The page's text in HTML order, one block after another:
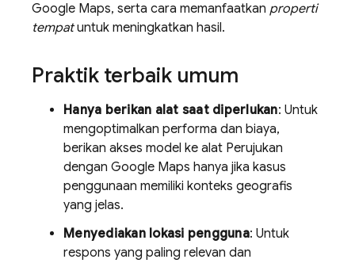
Google Maps, serta cara memanfaatkan properti
tempatuntuk meningkatkan hasil.
Praktik terbaik umum
Hanya berikan alat saat diperlukan: Untuk
mengoptimalkan performa dan biaya,
berikan akses model ke alat Perujukan
dengan Google Maps hanya jika kasus
penggunaan memiliki konteks geografis
yang jelas.
Menyediakan lokasi pengguna: Untuk
respons yang paling relevan dan